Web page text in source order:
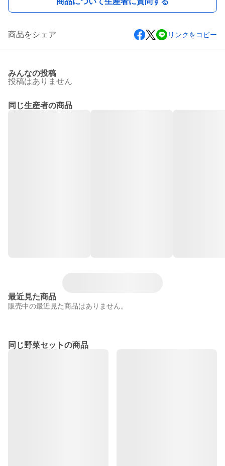
商品をシェア リンクをコピー
みんなの投稿
投稿はありません
同じ生産者の商品
最近見た商品
販売中の最近見た商品はありません。
同じ野菜セットの商品